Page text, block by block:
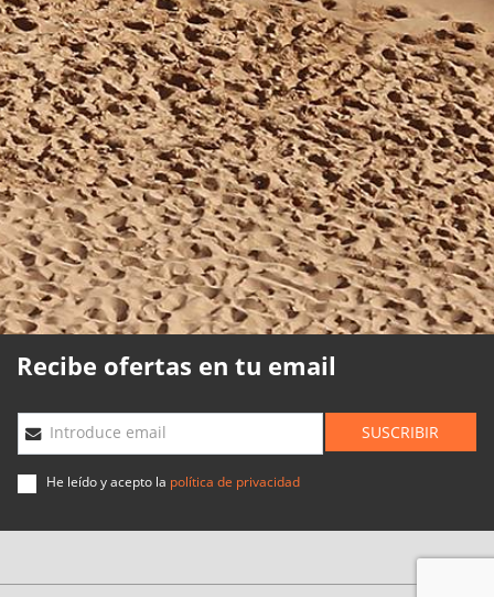
Acceso agencias
Avisos legales
Política de privacidad
Política de cookies
Política de calidad
Mapa web
Planning agencias
Desarrollado
por
Binary
Menorca
Recibe ofertas en tu email
Introduce email SUSCRIBIR
He leído y acepto la política de privacidad